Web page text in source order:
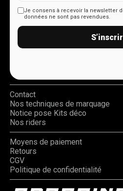
Je consens à recevoir la newsletter
données ne sont pas revendues.
Contact
Nos techniques de marquage
Notice pose Kits déco
Nos riders
Moyens de paiement
Retours
CGV
Politique de confidentialité